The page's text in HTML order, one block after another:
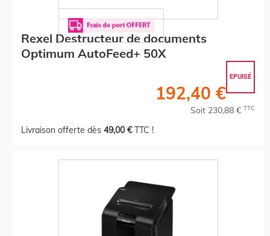
Rexel Destructeur de documents
Optimum AutoFeed+ 50X
EPUISÉ
192,40 €
Soit 230,88 € TTC
Livraison offerte dès 49,00 €TTC !